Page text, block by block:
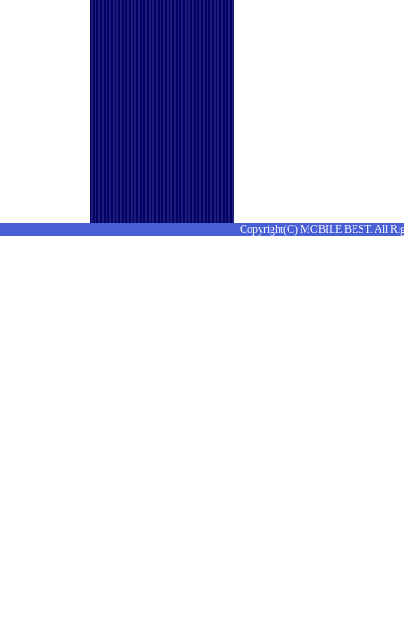
Copyright(C) MOBILE BEST. All